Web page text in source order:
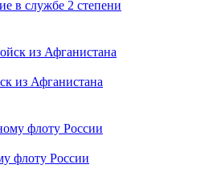
в службе 2 степени
из Афганистана
флоту России